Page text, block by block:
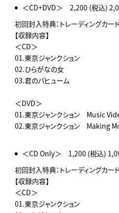
＜CD+DVD＞ 2,200 (税込)
初回封入特典：トレーディングカー
【収録内容】
＜CD＞
01.東京ジャンクション
02.ひらがなの女
03.君のパヒューム
＜DVD＞
01.東京ジャンクション Music
02.東京ジャンクション Making
＜CD Only＞ 1,200 (税込)
初回封入特典：トレーディングカー
【収録内容】
＜CD＞
01.東京ジャンクション